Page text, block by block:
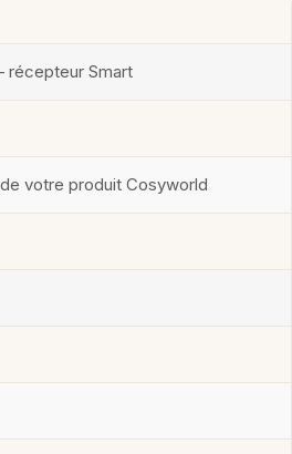
Smart
votre produit Cosyworld